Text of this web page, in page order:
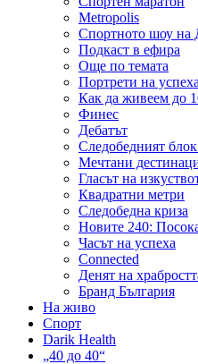
Metropolis
Спортното шоу на
Подкаст в ефира
Още по темата
Портрети на успеха
Как да живеем до
Финес
Дебатът
Следобедният
Мечтани
Гласът на
Квадратни метри
Следобедна криза
Новите 240:
Часът на успеха
Connected
Денят на
Бранд България
На живо
Спорт
Darik Health
„40 до 40“